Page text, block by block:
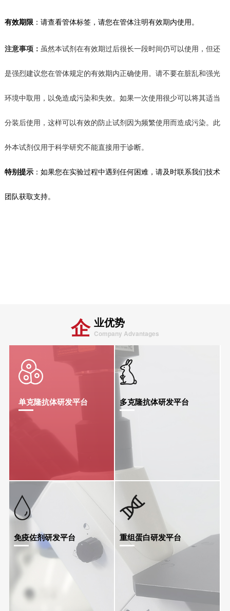
有效期限 ： 请查看管体标签， 请您在管体注明有效期内使用。
注意事项： 虽然本试剂在有效期过后很长一段时间仍可以使用，但还
是强烈建议您在管体规定的有效期内正确使用。请不要在脏乱和强光
环境中取用，以免造成污染和失效。如果一次使用很少可以将其适当
分装后使用，这样可以有效的防止试剂 因为频繁使用而造成污染。此
外本试剂仅用于科学研究不能直接用于诊断。
特别提示：如果您在实验过程中遇到任何困难，请及时联系我们技术
团队获取支持。
企 业优势
Company Advantages
单克隆抗体研发平台 多克隆抗体研发平台
免疫佐剂研发平台 重组蛋白研发平台